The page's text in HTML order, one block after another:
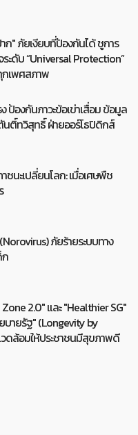
ก" ภัยเงียบที่ป้องกันได้ ชูการ
ะดับ “Universal Protection”
เพศสภาพ
ป้องกันภาวะข้อเข่าเสื่อม ข้อมูล
ติ์ทวิสุทธิ์ ฝ่ายออร์โธปิดิกส์
ชนะเปลี่ยนโลก: เมื่อเศษพืช
ภัยร้ายระบบทาง
ก
2.0" และ "Healthier SG"
บายรัฐ" (Longevity by
วดล้อมให้ประชาชนมีสุขภาพดี